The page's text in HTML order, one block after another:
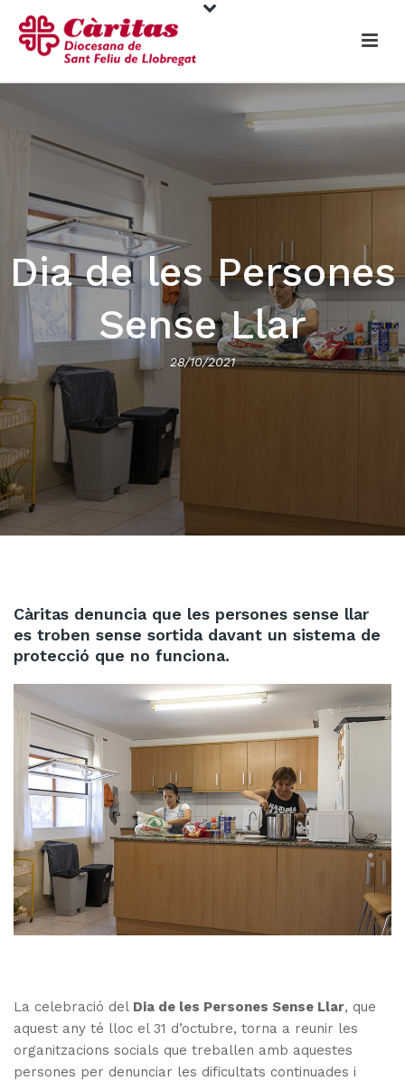
Dia de les Persones
Sense Llar
28/10/2021
Càritas denuncia que les persones sense llar
es troben sense sortida davant un sistema de
protecció que no funciona.
La celebració del Dia de les Persones Sense Llar, que
aquest any té lloc el 31 d’octubre, torna a reunir les
organitzacions socials que treballen amb aquestes
persones per denunciar les dificultats continuades i